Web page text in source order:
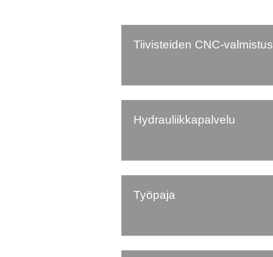
Tiivisteiden CNC-valmistus
Hydrauliikkapalvelu
Työpaja